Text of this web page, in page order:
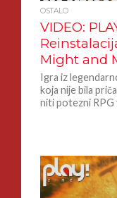
OSTALO
VIDEO:
Might and
Igra iz
koja nije bila
niti potezni RPG